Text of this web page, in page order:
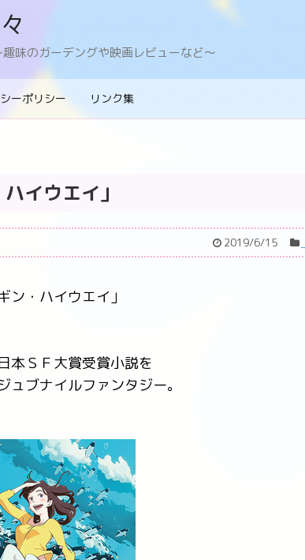
味のガーデングや映画レビューなど〜
ーポリシー リンク集
イウエイ」
2019/6/15
ン・ハイウエイ」
本ＳＦ大賞受賞小説を
ュブナイルファンタジー。